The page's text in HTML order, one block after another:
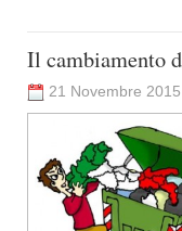
Il cambiamento
21 Novembre